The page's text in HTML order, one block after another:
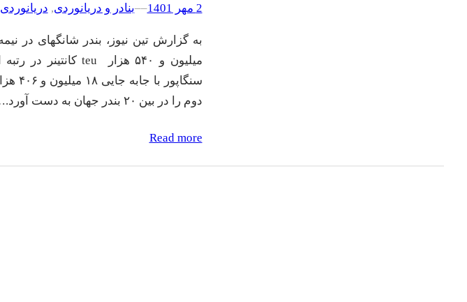
2 مهر 1401 –
–بنادر و دریانوردی, دریانوردی
دوم را در بین ۲۰ بندر جهان به دست آورد.…
Read more